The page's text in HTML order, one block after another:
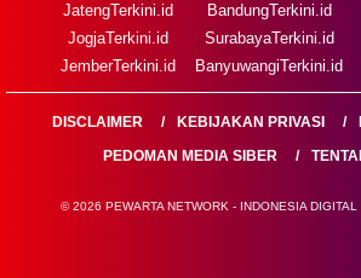
JatengTerkini.id
JogjaTerkini.id
JemberTerkini.id
BandungTerkini.id
SurabayaTerkini.id
BanyuwangiTerkini.id
DISCLAIMER KEBIJAKAN PRIVASI
PEDOMAN MEDIA SIBER
© 2026 PEWARTA NETWORK - INDONESIA DIGITAL